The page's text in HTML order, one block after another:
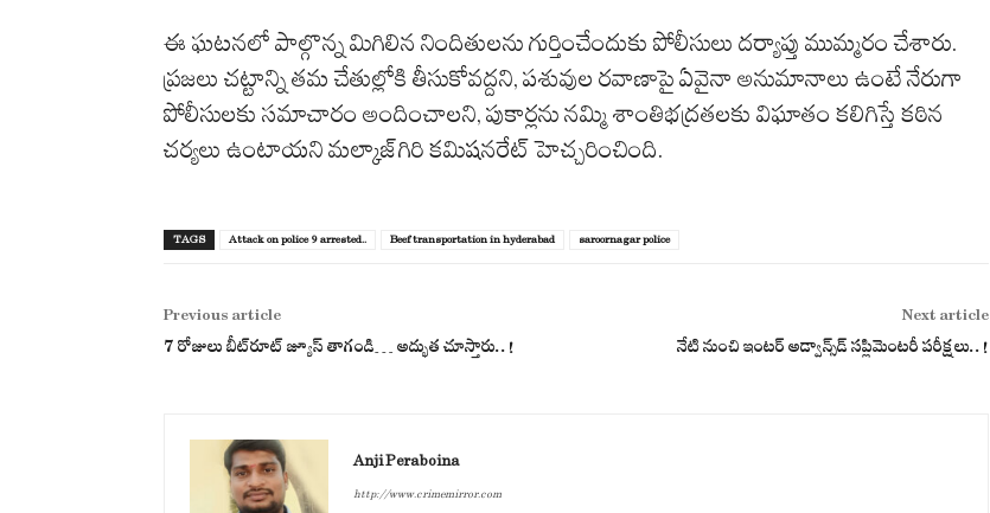
ఈ ఘటనలో పాల్గొన్న మిగిలిన నిందితులను గుర్తించేందుకు పోలీసులు దర్యాప్తు ముమ్మరం చేశారు.
ప్రజలు చట్టాన్ని తమ చేతుల్లోకి తీసుకోవద్దని, పశువుల రవాణాపై ఏవైనా అనుమానాలు ఉంటే నేరుగా
పోలీసులకు సమాచారం అందించాలని, పుకార్లను నమ్మి శాంతిభద్రతలకు విఘాతం కలిగిస్తే కఠిన
చర్యలు ఉంటాయని మల్కాజ్‌గిరి కమిషనరేట్ హెచ్చరించింది.
TAGS Attack on police 9 arrested.. Beef transportation in hyderabad saroornagar police
Previous article
7 రోజులు బీట్‌రూట్ జ్యూస్ తాగండి… అద్భుత చూస్తారు..!
Next article
నేటి నుంచి ఇంటర్ అడ్వాన్స్‌డ్ సప్లిమెంటరీ పరీక్షలు..!
Anji Peraboina
http://www.crimemirror.com